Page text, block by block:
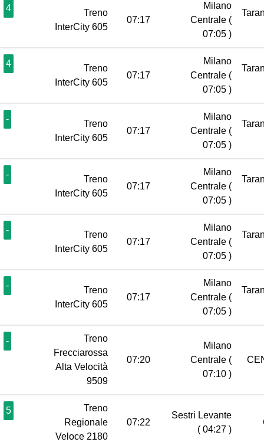
4
Treno
InterCity 605
07:17
Milano
Centrale (
07:05 )
4
Treno
InterCity 605
07:17
Milano
Centrale (
07:05 )
-
Treno
InterCity 605
07:17
Milano
Centrale (
07:05 )
-
Treno
InterCity 605
07:17
Milano
Centrale (
07:05 )
-
Treno
InterCity 605
07:17
Milano
Centrale (
07:05 )
-
Treno
InterCity 605
07:17
Milano
Centrale (
07:05 )
-
Treno
Frecciarossa
Alta Velocità
9509
07:20
Milano
Centrale (
07:10 )
5
Treno
Regionale
Veloce 2180
07:22
Sestri Levante
( 04:27 )